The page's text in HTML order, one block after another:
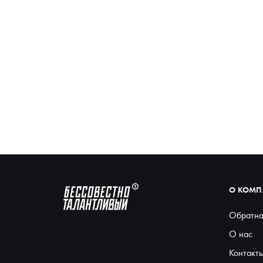
О
О нас